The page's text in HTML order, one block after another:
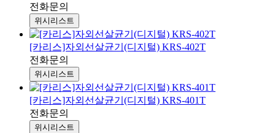
전화문의
위시리스트
[카리스]자외선살균기(디지털) KRS-402T
전화문의
위시리스트
[카리스]자외선살균기(디지털) KRS-401T
전화문의
위시리스트